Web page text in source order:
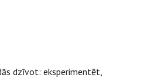
dzīvot: eksperimentēt,